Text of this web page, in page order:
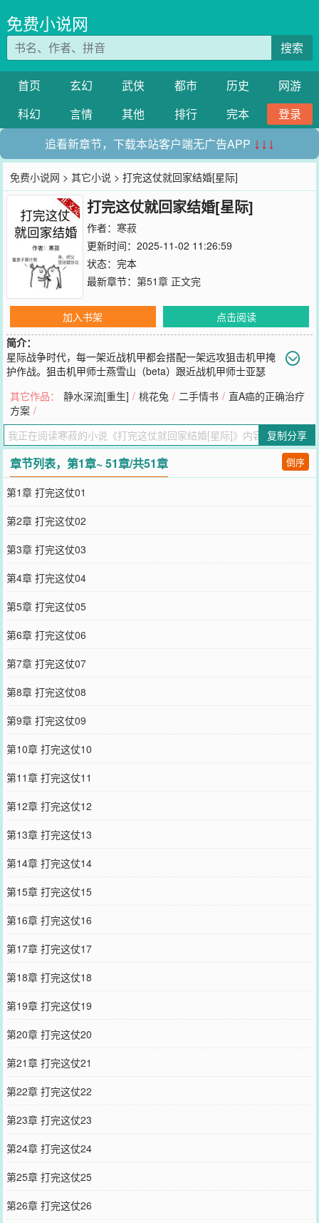
免费小说网
搜索
首页 玄幻 武侠 都市 历史
网游
科幻
言情 其他 排行 完本
登录
追看新章节，下载本站客户端无广告APP ↓↓↓
免费小说网 >其它小说 > 打完这仗就回家结婚[星际]
打完这仗就回家结婚[星际]
作者： 寒菽
更新时间：2025-11-02 11:26:59
状态：完本
最新章节： 第51章 正文完
加入书架
点击阅读
简介：
星际战争时代，每一架近战机甲都会搭配一架远攻狙击机甲掩
护作战。狙击机甲师士燕雪山（beta）跟近战机甲师士亚瑟
早已默契如彼此灵魂。即将到来的大决战九死一生。在这前一天。燕
雪山：记得提前写好遗书。亚瑟沮丧地说：我只有一个遗憾，这次我
要是死了，那我就到死都是处男了。燕雪山冷哼一声：没出息。亚瑟
可怜巴巴地问：师父，你能不能
您要是觉得《 打完这仗就回家结婚[星际]
》还不错的话请不要忘记向
您QQ群和微博微信里的朋友推荐哦！
其它作品： 静水深流[重生] / 桃花兔 / 二手情书 / 直A癌的正确治疗
方案 /
复制分享
章节列表，第1章~ 51章/共51章 倒序
第1章 打完这仗01
第2章 打完这仗02
第3章 打完这仗03
第4章 打完这仗04
第5章 打完这仗05
第6章 打完这仗06
第7章 打完这仗07
第8章 打完这仗08
第9章 打完这仗09
第10章 打完这仗10
第11章 打完这仗11
第12章 打完这仗12
第13章 打完这仗13
第14章 打完这仗14
第15章 打完这仗15
第16章 打完这仗16
第17章 打完这仗17
第18章 打完这仗18
第19章 打完这仗19
第20章 打完这仗20
第21章 打完这仗21
第22章 打完这仗22
第23章 打完这仗23
第24章 打完这仗24
第25章 打完这仗25
第26章 打完这仗26